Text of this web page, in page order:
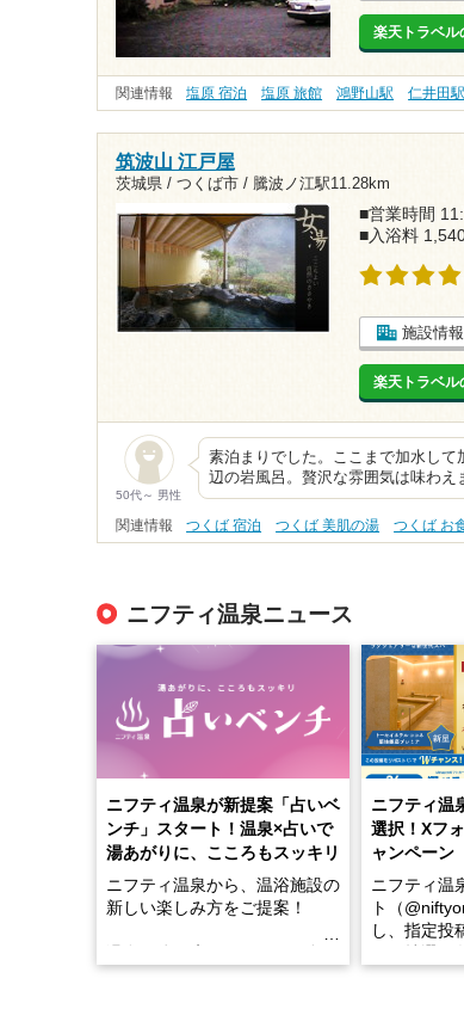
楽天トラベル
関連情報 塩原 宿泊 塩原 旅館 鴻野山駅 仁井田駅
筑波山 江戸屋
茨城県 / つくば市 / 騰波ノ江駅11.28km
■営業時間
■入浴料
施設情
楽天トラベル
50代～ 男性
素泊まりでした。ここまで加水して
辺の岩風呂。贅沢な雰囲気は味わ
関連情報 つくば 宿泊 つくば 美肌の湯 つくば お
ニフティ温泉ニュース
ニフティ温泉が新提案「占いベ
ンチ」スタート！温泉×占いで
湯あがりに、こころもスッキリ
ニフティ温泉から、温浴施設の
新しい楽しみ方をご提案！
ニフティ温
選択！Xフ
ャンペーン
ニフティ温
ト（
し、指定投